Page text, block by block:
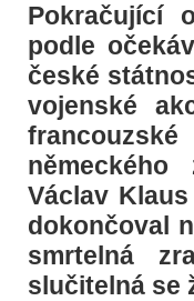
Pokračující
podle
české
vojenské
Václav
dokončoval
smrtelná
slučitelná se